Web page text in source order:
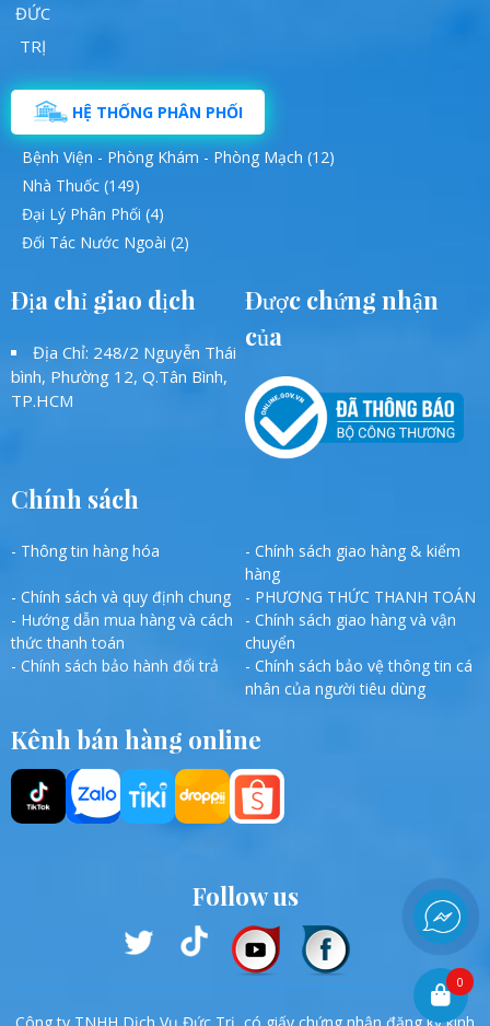
HỆ THỐNG PHÂN PHỐI
Bệnh Viện - Phòng Khám - Phòng Mạch (12)
Nhà Thuốc (149)
Đại Lý Phân Phối (4)
Đối Tác Nước Ngoài (2)
Địa chỉ giao dịch
Địa Chỉ: 248/2 Nguyễn Thái
bình, Phường 12, Q.Tân Bình,
TP.HCM
Được chứng nhận
của
Chính sách
- Thông tin hàng hóa
- Chính sách giao hàng & kiểm
hàng
- Chính sách và quy định chung
- PHƯƠNG THỨC THANH TOÁN
- Hướng dẫn mua hàng và cách
thức thanh toán
- Chính sách giao hàng và vận
chuyển
- Chính sách bảo hành đổi trả
- Chính sách bảo vệ thông tin cá
nhân của người tiêu dùng
Kênh bán hàng online
Follow us
Công ty TNHH Dịch Vụ Đức Trị, có giấy chứng nhận đăng ký kinh
0